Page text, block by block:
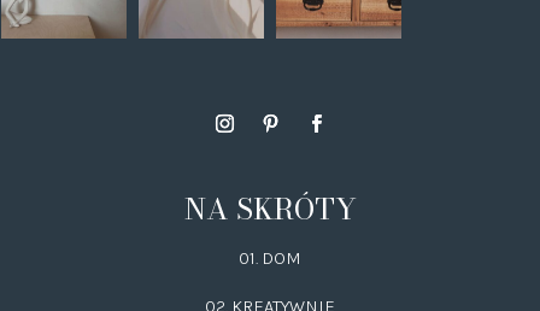
NA SKRÓTY
01. DOM
02. KREATYWNIE